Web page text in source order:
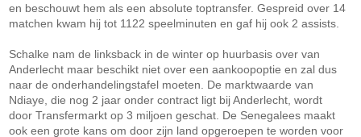
en beschouwt hem als een absolute toptransfer. Gespreid over 14
matchen kwam hij tot 1122 speelminuten en gaf hij ook 2 assists.
Schalke nam de linksback in de winter op huurbasis over van
Anderlecht maar beschikt niet over een aankoopoptie en zal dus
naar de onderhandelingstafel moeten. De marktwaarde van
Ndiaye, die nog 2 jaar onder contract ligt bij Anderlecht, wordt
door Transfermarkt op 3 miljoen geschat. De Senegalees maakt
ook een grote kans om door zijn land opgeroepen te worden voor